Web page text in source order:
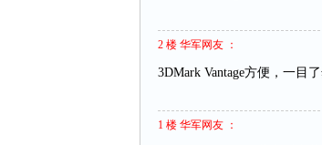
2 楼 华军网友 ：
3DMark Vantage方便，一目
1 楼 华军网友 ：